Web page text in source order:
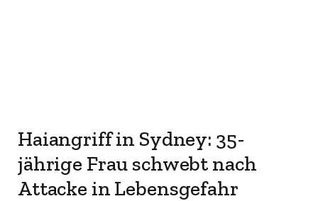
Haiangriff in Sydney: 35-
jährige Frau schwebt nach
Attacke in Lebensgefahr